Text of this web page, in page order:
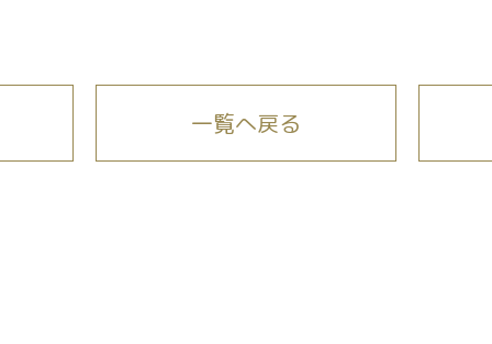
一覧へ戻る